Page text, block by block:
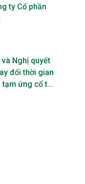
ty Cổ phần
Nghị quyết
đổi thời gian
ứng cổ tức